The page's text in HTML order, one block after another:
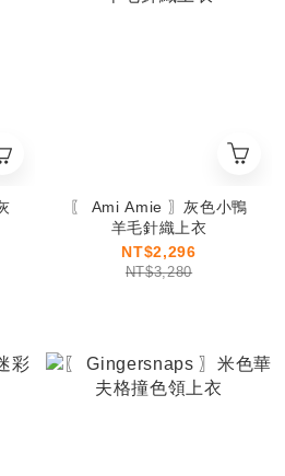
〖 Ami Amie 〗灰色小鴨
羊毛針織上衣
NT$2,296
NT$3,280